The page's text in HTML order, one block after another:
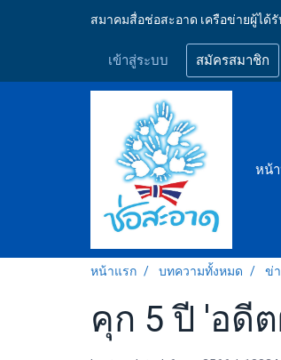
สมาคมสื่อช่อสะอาด เครือข่ายผู้ได้
เข้าสู่ระบบ สมัครสมาชิก
หน้
หน้าแรก บทความทั้งหมด ข่
คุก 5 ปี 'อดี